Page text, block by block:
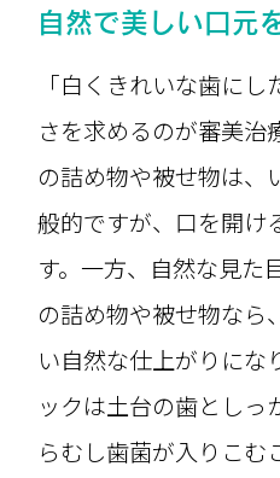
自然で美しい口元
「白くきれいな歯に
さを求めるのが審美治
の詰め物や被せ物は、
般的ですが、口を開け
す。一方、自然な見た
の詰め物や被せ物なら
い自然な仕上がりにな
ックは土台の歯としっ
らむし歯菌が入りこむ